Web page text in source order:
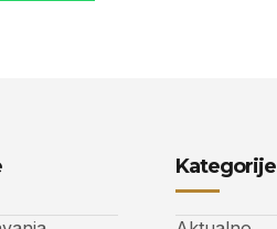
Kategorije